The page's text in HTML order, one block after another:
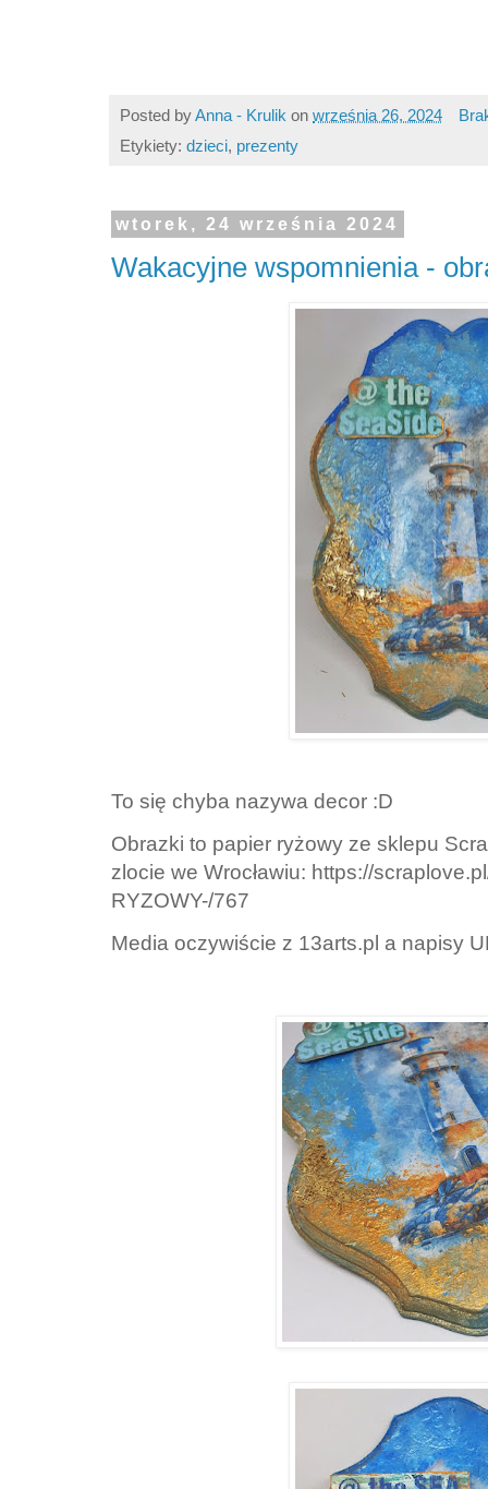
Posted byAnna - Krulik on września 26, 2024
Etykiety: dzieci, prezenty
wtorek, 24 września 2024
Wakacyjne wspomnienia -
To się chyba nazywa decor :D
Obrazki to papier ryżowy ze sklepu
zlocie we Wrocławiu: https://
RYZOWY-/767
Media oczywiście z 13arts.pl a napisy